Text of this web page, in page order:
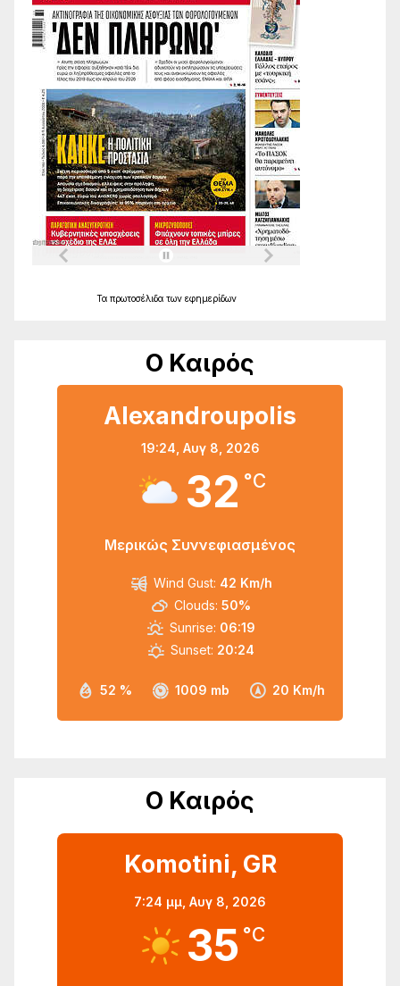
Τα πρωτοσέλιδα των εφημερίδων
Ο Καιρός
Alexandroupolis
19:24, Αυγ 8, 2026
32 °C
Μερικώς Συννεφιασμένος
52 % 1009 mb 20 Km/h
Wind Gust: 42 Km/h
Clouds: 50%
Sunrise: 06:19
Sunset: 20:24
Ο Καιρός
Komotini, GR
7:24 μμ, Αυγ 8, 2026
35 °C